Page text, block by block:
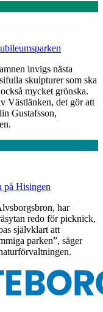
invigs nästa
skulpturer som ska
mycket grönska.
Västlänken, det gör att
Gustafsson,
på Hisingen
har
redo för picknick,
självklart att
parken”, säger